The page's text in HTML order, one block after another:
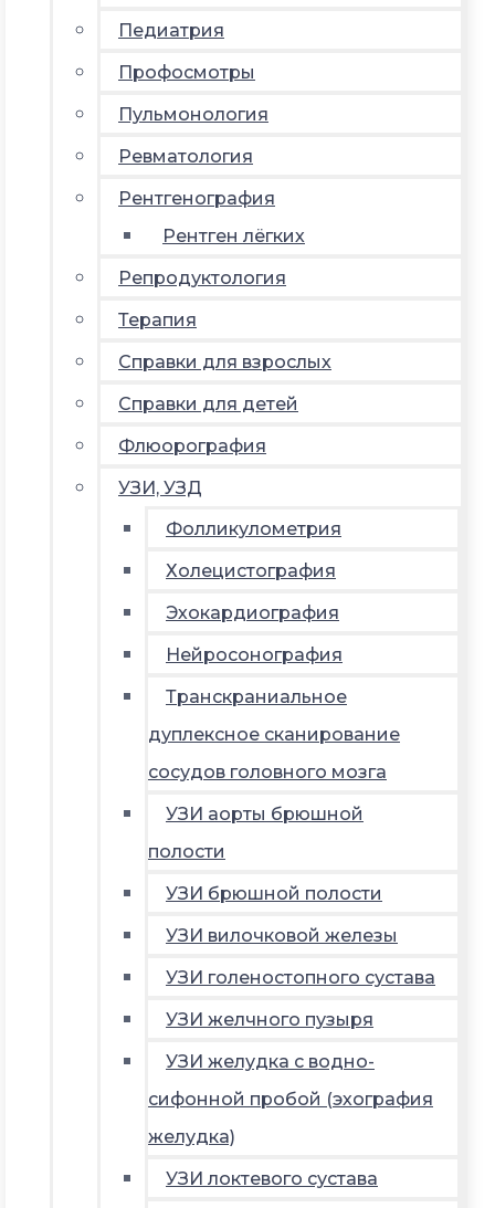
Педиатрия
Профосмотры
Пульмонология
Ревматология
Рентгенография
Рентген лёгких
Репродуктология
Терапия
Справки для взрослых
Справки для детей
Флюорография
УЗИ, УЗД
Фолликулометрия
Холецистография
Эхокардиография
Нейросонография
Транскраниальное
дуплексное сканирование
сосудов головного мозга
УЗИ аорты брюшной
полости
УЗИ брюшной полости
УЗИ вилочковой железы
УЗИ голеностопного сустава
УЗИ желчного пузыря
УЗИ желудка с водно-
сифонной пробой (эхография
желудка)
УЗИ локтевого сустава